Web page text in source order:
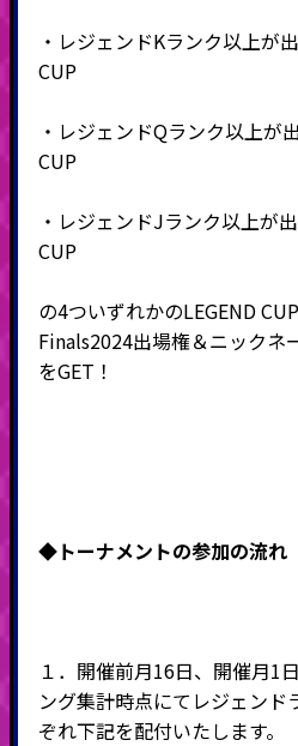
・レジェンドKランク以上が
CUP
・レジェンドQランク以上が
CUP
・レジェンドJランク以上が
CUP
の4ついずれかのLEGEND CUP
Finals2024出場権＆ニックネ
をGET！
◆トーナメントの参加の流れ
１． 開催前月16日、開催月1日
ング集計時点にてレジェンド
ぞれ下記を配付いたします。